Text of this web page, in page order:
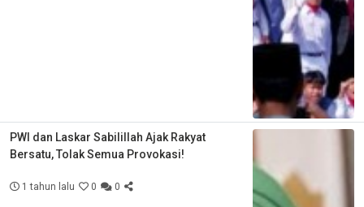
PWI dan Laskar Sabilillah Ajak Rakyat
Bersatu, Tolak Semua Provokasi!
1 tahun lalu 0 0